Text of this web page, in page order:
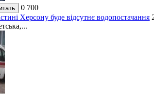
0 700
Херсону буде відсутнє водопостачання